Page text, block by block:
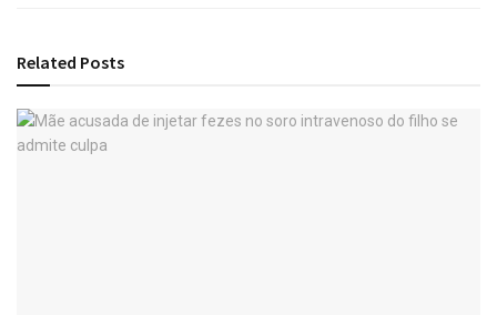
Related Posts